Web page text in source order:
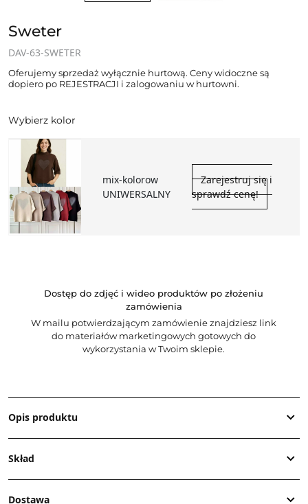
Sweter
DAV-63-SWETER
Oferujemy sprzedaż wyłącznie hurtową. Ceny widoczne są
dopiero po REJESTRACJI i zalogowaniu w hurtowni.
Wybierz kolor
mix-kolorow
UNIWERSALNY
Zarejestruj się i
sprawdź cenę!
Dostęp do zdjęć i wideo produktów po złożeniu
zamówienia
W mailu potwierdzającym zamówienie znajdziesz link
do materiałów marketingowych gotowych do
wykorzystania w Twoim sklepie.
Opis produktu
Skład
Dostawa